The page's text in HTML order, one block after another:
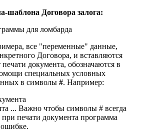
шаблона Договора залога:
все "переменные" данные,
Договора, и вставляются
документа, обозначаются в
специальных условных
в символы #. Например:
... Важно чтобы символы # всегда
печати документа программа